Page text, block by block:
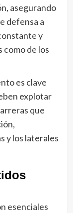
asegurando
defensa a
y
como de los
es clave
explotar
que
y los laterales
esenciales